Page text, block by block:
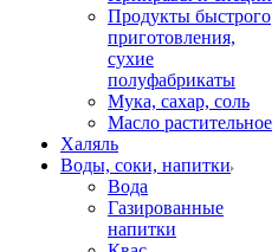
Продукты быстрого
приготовления,
сухие
полуфабрикаты
Мука, сахар, соль
Масло растительное
Халяль
Воды, соки, напитки
Вода
Газированные
напитки